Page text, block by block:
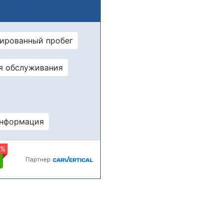
пробег
обслуживания
Партнер